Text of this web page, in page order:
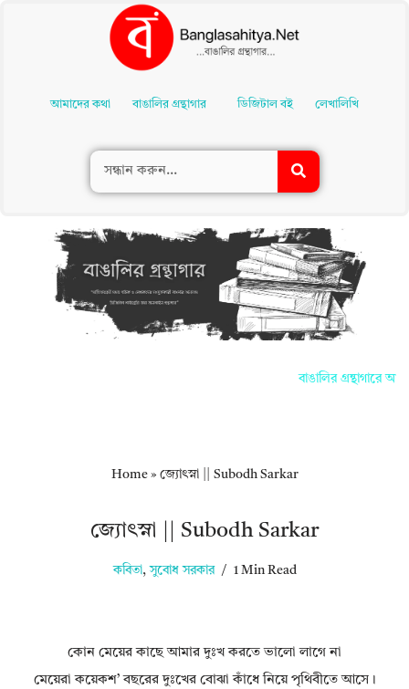
Contentআমাদের কথা বাঙালির গ্রন্থাগার ডিজিটাল বই লেখালিখি
বাঙালির গ্রন্থাগারে
Home» জ্যোৎস্না || Subodh Sarkar
জ্যোৎস্না || Subodh Sarkar
কবিতা, সুবোধ সরকার 1 Min Read
কোন মেয়ের কাছে আমার দুঃখ করতে ভালো লাগে না
মেয়েরা কয়েকশ’ বছরের দুঃখের বোঝা কাঁধে নিয়ে পৃথিবীতে আসে।